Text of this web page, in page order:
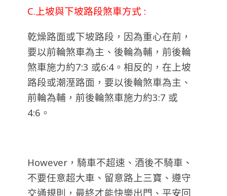
C.上坡與下坡路段煞車方式 :
乾燥路面或下坡路段，因為重心在前，
要以前輪煞車為主、後輪為輔，前後輪
煞車施力約7:3 或6:4。相反的，在上坡
路段或潮溼路面，要以後輪煞車為主、
前輪為輔，前後輪煞車施力約3:7 或
4:6。
However，騎車不超速、酒後不騎車、
不要任意超大車、留意路上三寶、遵守
交通規則，最終才能快樂出門、平安回